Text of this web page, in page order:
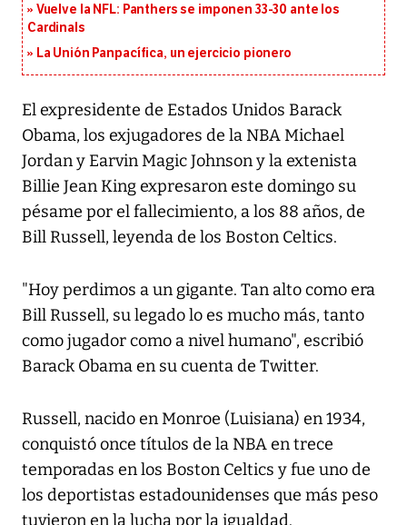
Vuelve la NFL: Panthers se imponen 33-30 ante los
Cardinals
La Unión Panpacífica, un ejercicio pionero
El expresidente de Estados Unidos Barack
Obama, los exjugadores de la NBA Michael
Jordan y Earvin Magic Johnson y la extenista
Billie Jean King expresaron este domingo su
pésame por el fallecimiento, a los 88 años, de
Bill Russell, leyenda de los Boston Celtics.
"Hoy perdimos a un gigante. Tan alto como era
Bill Russell, su legado lo es mucho más, tanto
como jugador como a nivel humano", escribió
Barack Obama en su cuenta de Twitter.
Russell, nacido en Monroe (Luisiana) en 1934,
conquistó once títulos de la NBA en trece
temporadas en los Boston Celtics y fue uno de
los deportistas estadounidenses que más peso
tuvieron en la lucha por la igualdad.